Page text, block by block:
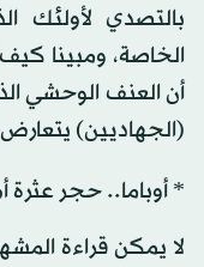
بالتصدي لأولئك
الخاصة، ومبينا
أن العنف الوحشي
(الجهاديين)
* أوباما.. حجر عثرة
لا يمكن قراءة